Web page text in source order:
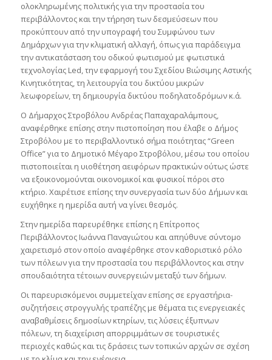
ολοκληρωμένης πολιτικής για την προστασία του
περιβάλλοντος και την τήρηση των δεσμεύσεων που
προκύπτουν από την υπογραφή του Συμφώνου των
Δημάρχων για την κλιματική αλλαγή, όπως για παράδειγμα
την αντικατάσταση του οδικού φωτισμού με φωτιστικά
τεχνολογίας Led, την εφαρμογή του Σχεδίου Βιώσιμης Αστικής
Κινητικότητας, τη λειτουργία του δικτύου μικρών
λεωφορείων, τη δημιουργία δικτύου ποδηλατοδρόμων κ.ά.
Ο Δήμαρχος Στροβόλου Ανδρέας Παπαχαραλάμπους,
αναφέρθηκε επίσης στην πιστοποίηση που έλαβε ο Δήμος
Στροβόλου με το περιβαλλοντικό σήμα ποιότητας “Green
Office” για το Δημοτικό Μέγαρο Στροβόλου, μέσω του οποίου
πιστοποιείται η υιοθέτηση αειφόρων πρακτικών ούτως ώστε
να εξοικονομούνται οικονομικοί και φυσικοί πόροι στο
κτήριο. Χαιρέτισε επίσης την συνεργασία των δύο Δήμων και
ευχήθηκε η ημερίδα αυτή να γίνει θεσμός.
Στην ημερίδα παρευρέθηκε επίσης η Επίτροπος
Περιβάλλοντος Ιωάννα Παναγιώτου και απηύθυνε σύντομο
χαιρετισμό στον οποίο αναφέρθηκε στον καθοριστικό ρόλο
των πόλεων για την προστασία του περιβάλλοντος και στην
σπουδαιότητα τέτοιων συνεργειών μεταξύ των δήμων.
Οι παρευρισκόμενοι συμμετείχαν επίσης σε εργαστήρια-
συζητήσεις στρογγυλής τραπέζης με θέματα τις ενεργειακές
αναβαθμίσεις δημοσίων κτηρίων, τις λύσεις έξυπνων
πόλεων, τη διαχείριση απορριμμάτων σε τουριστικές
περιοχές καθώς και τις δράσεις των τοπικών αρχών σε σχέση